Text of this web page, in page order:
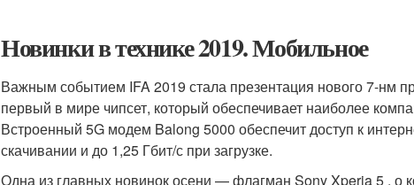
Новинки в технике 2019. Мобильное
Важным событием IFA 2019 стала презентация нового 7-нм
первый в мире чипсет, который обеспечивает наиболее
Встроенный 5G модем Balong 5000 обеспечит доступ к
скачивании и до 1,25 Гбит/с при загрузке.
Одна из главных новинок осени — флагман Sony Xperia 5 , о